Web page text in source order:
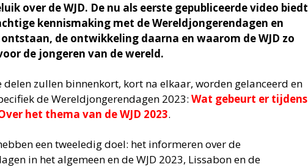
over de WJD. De nu als eerste gepubliceerde video biedt
kennismaking met de Wereldjongerendagen en
de ontwikkeling daarna en waarom de WJD zo
de jongeren van de wereld.
delen zullen binnenkort, kort na elkaar, worden gelanceerd en
de Wereldjongerendagen 2023: Wat gebeurt er tijdens
het thema van de WJD 2023.
een tweeledig doel: het informeren over de
in het algemeen en de WJD 2023, Lissabon en de